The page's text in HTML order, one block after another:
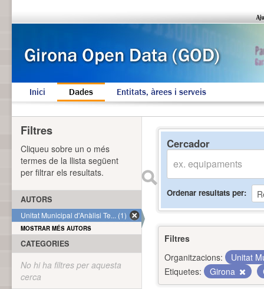
Inici Dades Entitats, àrees i serveis
Cercador
Ordenar resultats per
Filtres
Organitzacions:
Unitat
Etiquetes:
Girona
Filtres
Cliqueu sobre un o més
termes de la llista següent
per filtrar els resultats.
AUTORS
Unitat Municipal d'Anàlisi Te... (1)
MOSTRAR MÉS AUTORS
CATEGORIES
No hi ha filtres per aquesta
cerca